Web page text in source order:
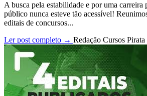
A busca pela estabilidade e por uma carreira
público nunca esteve tão acessível!
editais de concursos...
Ler post completo → Redação Cursos Pirata